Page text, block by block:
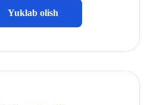
Yuklab olish